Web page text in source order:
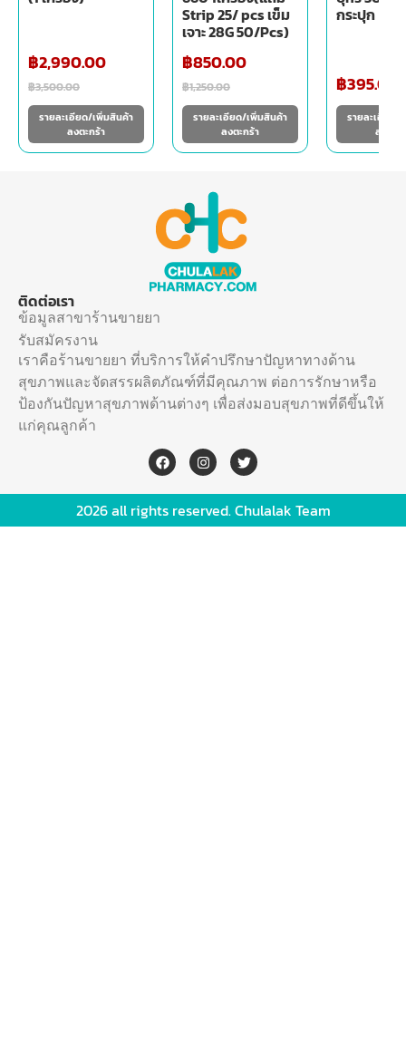
฿2,990.00
฿3,500.00
รายละเอียด/เพิ่มสินค้า
ลงตะกร้า
Strip 25/ pcs เข็ม
เจาะ 28G 50/Pcs)
฿850.00
฿1,250.00
รายละเอียด/เพิ่มสินค้า
ลงตะกร้า
กระปุก
฿395.00
รายละเอียด/
ลงตะก
ติดต่อเรา
ข้อมูลสาขาร้านขายยา
รับสมัครงาน
เราคือร้านขายยา ที่บริการให้คำปรึกษาปัญหาทางด้าน
สุขภาพและจัดสรรผลิตภัณฑ์ที่มีคุณภาพ ต่อการรักษาหรือ
ป้องกันปัญหาสุขภาพด้านต่างๆ เพื่อส่งมอบสุขภาพที่ดีขึ้นให้
แก่คุณลูกค้า
2026 all rights reserved. Chulalak Team